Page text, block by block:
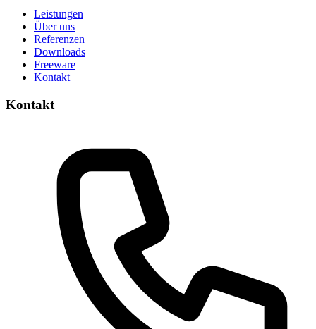
Leistungen
Über uns
Referenzen
Downloads
Freeware
Kontakt
Kontakt